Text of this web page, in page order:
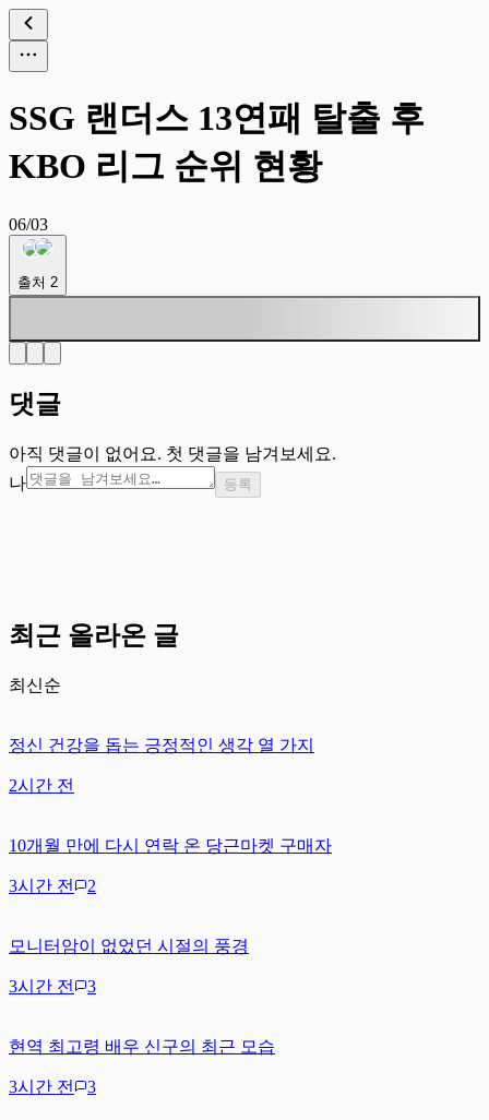
SSG 랜더스 13연패 탈출 후
KBO 리그 순위 현황
06/03
출처 2
댓글
아직 댓글이 없어요. 첫 댓글을 남겨보세요.
나
등록
최근 올라온 글
최신순
정신 건강을 돕는 긍정적인 생각 열 가지
2시간 전
10개월 만에 다시 연락 온 당근마켓 구매자
3시간 전 2
모니터암이 없었던 시절의 풍경
3시간 전 3
현역 최고령 배우 신구의 최근 모습
3시간 전 3